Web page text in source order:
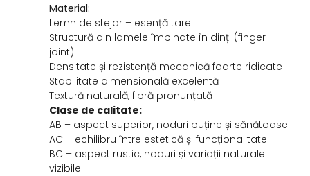
Material:
Lemn de stejar – esență tare
Structură din lamele îmbinate în dinți (finger
joint)
Densitate și rezistență mecanică foarte ridicate
Stabilitate dimensională excelentă
Textură naturală, fibră pronunțată
Clase de calitate:
AB – aspect superior, noduri puține și sănătoase
AC – echilibru între estetică și funcționalitate
BC – aspect rustic, noduri și variații naturale
vizibile